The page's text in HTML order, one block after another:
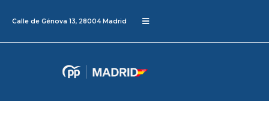
Calle de Génova 13, 28004 Madrid